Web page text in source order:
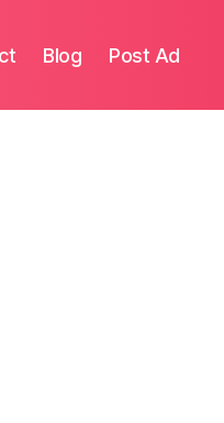
Blog Post Ad